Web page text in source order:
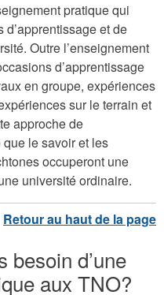
pratique qui
d’apprentissage et de
Outre l’enseignement
d’apprentissage
en groupe, expériences
sur le terrain et
approche de
le savoir et les
occuperont une
université ordinaire.
besoin d’une
aux TNO?